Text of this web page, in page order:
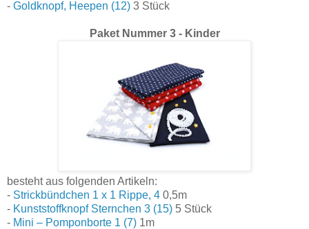
- Goldknopf, Heepen (12) 3 Stück
Paket Nummer 3 - Kinder
besteht aus folgenden Artikeln:
- Strickbündchen 1 x 1 Rippe, 4 0,5m
- Kunststoffknopf Sternchen 3 (15) 5 Stück
- Mini – Pomponborte 1 (7) 1m